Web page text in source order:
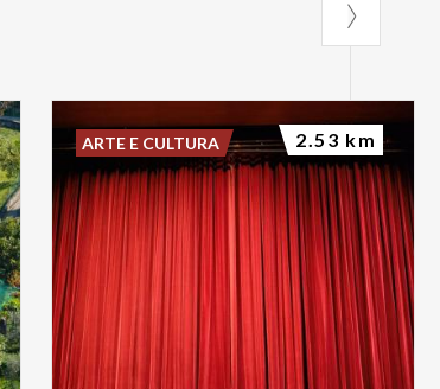
ARTE E CULTURA 2.53 km